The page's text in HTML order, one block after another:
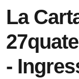
La
-